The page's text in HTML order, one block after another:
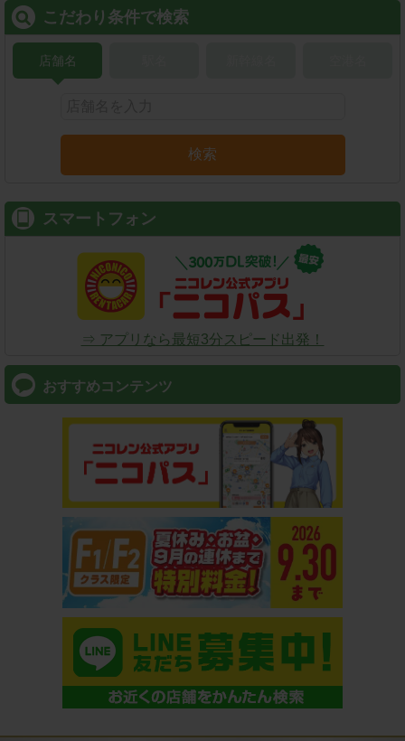
こだわり条件で検索
店舗名
検索
スマートフォン
⇒ アプリなら最短3分スピード出発！
おすすめコンテンツ